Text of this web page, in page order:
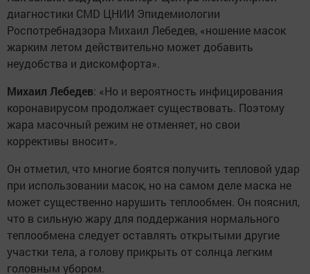
диагностики CMD ЦНИИ Эпидемиологии
Роспотребнадзора Михаил Лебедев, «ношение масок
жарким летом действительно может добавить
неудобства и дискомфорта».
Михаил Лебедев: «Но и вероятность инфицирования
коронавирусом продолжает существовать. Поэтому
жара масочный режим не отменяет, но свои
коррективы вносит».
Он отметил, что многие боятся получить тепловой удар
при использовании масок, но на самом деле маска не
может существенно нарушить теплообмен. Он пояснил,
что в сильную жару для поддержания нормального
теплообмена следует оставлять открытыми другие
участки тела, а голову прикрыть от солнца легким
головным убором.